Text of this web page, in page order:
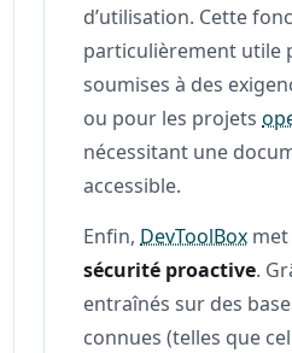
d’utilisation. Cette
particulièrement utile
soumises à des
ou pour les projets
nécessitant une
accessible.
Enfin, DevToolBox met
sécurité proactive.
entraînés sur des
connues (telles que